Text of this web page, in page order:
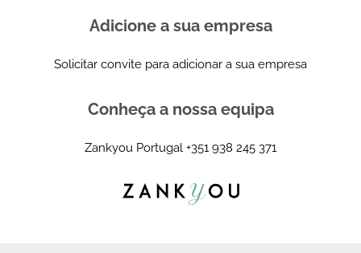
Adicione a sua empresa
Solicitar convite para adicionar a sua empresa
Conheça a nossa equipa
Zankyou Portugal +351 938 245 371